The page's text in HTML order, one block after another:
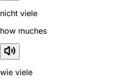
nicht viele
how muches
wie viele